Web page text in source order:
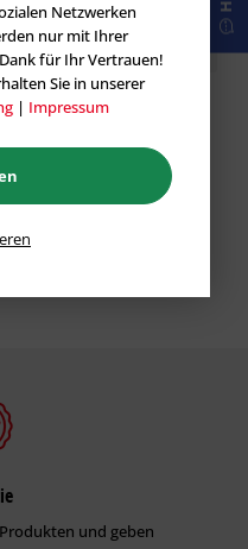
und geben
Netzwerken
nur mit Ihrer
für Ihr Vertrauen!
Sie in unserer
| Impressum